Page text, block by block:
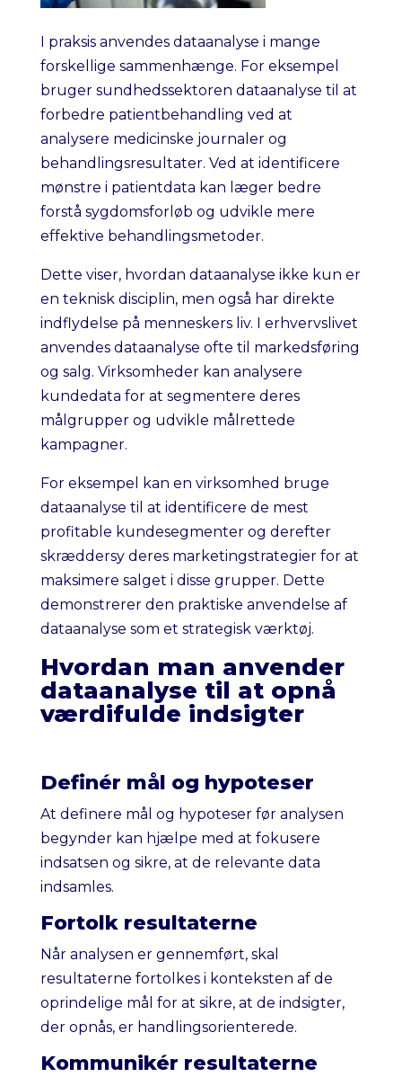
I praksis anvendes dataanalyse i mange
forskellige sammenhænge. For eksempel
bruger sundhedssektoren dataanalyse til at
forbedre patientbehandling ved at
analysere medicinske journaler og
behandlingsresultater. Ved at identificere
mønstre i patientdata kan læger bedre
forstå sygdomsforløb og udvikle mere
effektive behandlingsmetoder.
Dette viser, hvordan dataanalyse ikke kun er
en teknisk disciplin, men også har direkte
indflydelse på menneskers liv. I erhvervslivet
anvendes dataanalyse ofte til markedsføring
og salg. Virksomheder kan analysere
kundedata for at segmentere deres
målgrupper og udvikle målrettede
kampagner.
For eksempel kan en virksomhed bruge
dataanalyse til at identificere de mest
profitable kundesegmenter og derefter
skræddersy deres marketingstrategier for at
maksimere salget i disse grupper. Dette
demonstrerer den praktiske anvendelse af
dataanalyse som et strategisk værktøj.
Hvordan man anvender
dataanalyse til at opnå
værdifulde indsigter
Definér mål og hypoteser
At definere mål og hypoteser før analysen
begynder kan hjælpe med at fokusere
indsatsen og sikre, at de relevante data
indsamles.
Fortolk resultaterne
Når analysen er gennemført, skal
resultaterne fortolkes i konteksten af de
oprindelige mål for at sikre, at de indsigter,
der opnås, er handlingsorienterede.
Kommunikér resultaterne